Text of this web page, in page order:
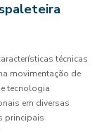
técnicas
movimentação de
tecnologia
em diversas
principais